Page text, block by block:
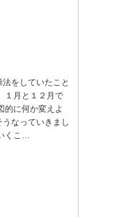
をしていたこと
１月と１２月で
的に何か変えよ
なっていきまし
くこ…